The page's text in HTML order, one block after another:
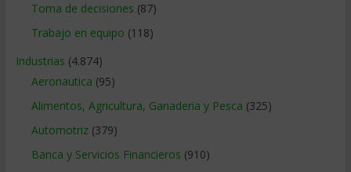
Toma de decisiones (87)
Trabajo en equipo (118)
Industrias (4.874)
Aeronautica (95)
Alimentos, Agricultura, Ganaderia y Pesca (325)
Automotriz(379)
Banca y Servicios Financieros (910)